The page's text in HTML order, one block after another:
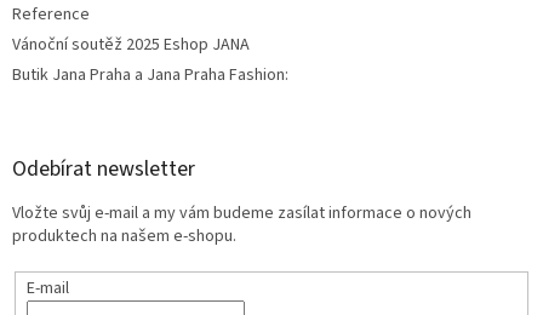
Reference
Vánoční soutěž 2025 Eshop JANA
Butik Jana Praha a Jana Praha Fashion:
Odebírat newsletter
Vložte svůj e-mail a my vám budeme zasílat informace o nových
produktech na našem e-shopu.
E-mail